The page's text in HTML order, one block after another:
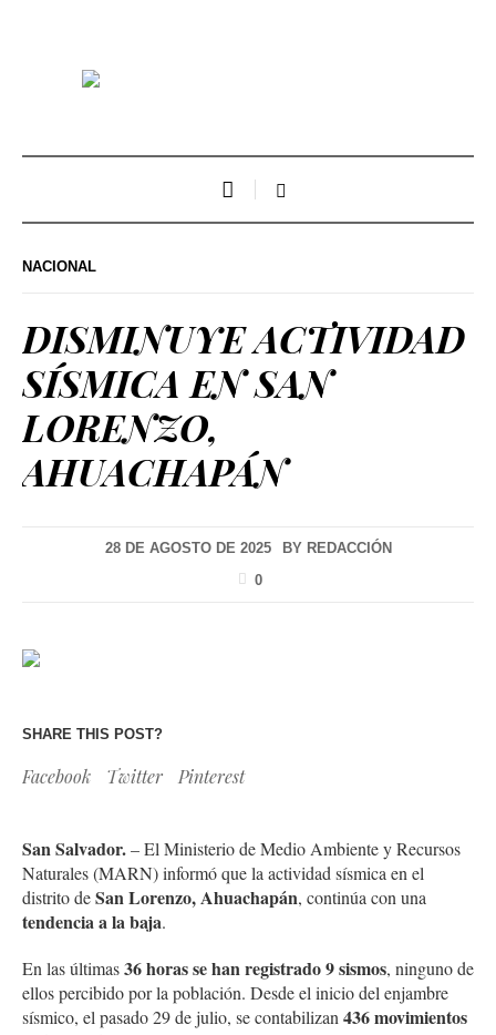
NACIONAL
DISMINUYE ACTIVIDAD
SÍSMICA EN SAN
LORENZO,
AHUACHAPÁN
28 DE AGOSTO DE 2025 BY REDACCIÓN
0
SHARE THIS POST?
Facebook Twitter Pinterest
San Salvador.– El Ministerio de Medio Ambiente y Recursos
Naturales (MARN) informó que la actividad sísmica en el
distrito deSan Lorenzo, Ahuachapán, continúa con una
tendencia a la baja.
En las últimas36 horas se han registrado 9 sismos, ninguno de
ellos percibido por la población. Desde el inicio del enjambre
sísmico, el pasado 29 de julio, se contabilizan 436 movimientos